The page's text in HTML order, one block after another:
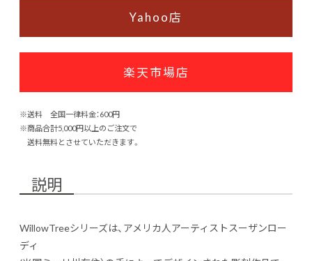
Yahoo店
楽天市場店
※送料 全国一律料金：600円
※商品合計5,000円以上のご注文で
送料無料とさせていただきます。
説明
WillowTreeシリーズは、アメリカ人アーティストスーザンロー
ディ